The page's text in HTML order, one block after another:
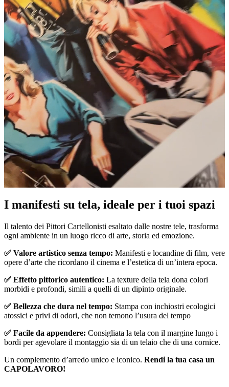
I manifesti su tela, ideale per i tuoi spazi
Il talento dei Pittori Cartellonisti esaltato dalle nostre tele, trasforma
ogni ambiente in un luogo ricco di arte, storia ed emozione.
✅ Valore artistico senza tempo: Manifesti e locandine di film, vere
opere d’arte che ricordano il cinema e l’estetica di un’intera epoca.
✅ Effetto pittorico autentico: La texture della tela dona colori
morbidi e profondi, simili a quelli di un dipinto originale.
✅ Bellezza che dura nel tempo: Stampa con inchiostri ecologici
atossici e privi di odori, che non temono l’usura del tempo
✅ Facile da appendere: Consigliata la tela con il margine lungo i
bordi per agevolare il montaggio sia di un telaio che di una cornice.
Un complemento d’arredo unico e iconico. Rendi la tua casa un
CAPOLAVORO!